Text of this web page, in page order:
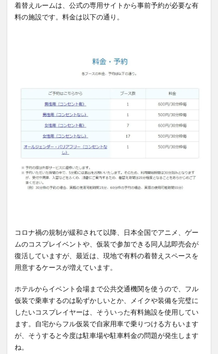
着替えルームは、公式の専用サイトから事前予約が必要な有
料の施設です。料金は以下の通り。
コロナ禍の規制が緩和されて以降、日本全国でアニメ、ゲー
ムのコスプレイベントや、仮装で参加できる同人誌即売会が
復活していますが、最近は、現地で有料の着替えスペースを
用意するケースが増えています。
ホテルからイベント会場まで公共交通機関を使うので、フル
仮装で乗車するのは恥ずかしいとか、メイクや装備を完璧に
したいコスプレイヤーは、そういった有料施設を使用してい
ます。自宅からフル仮装で自家用車で乗りつける方もいます
が、そうすると今度は駐車場や駐車料金の問題が発生します
ね。